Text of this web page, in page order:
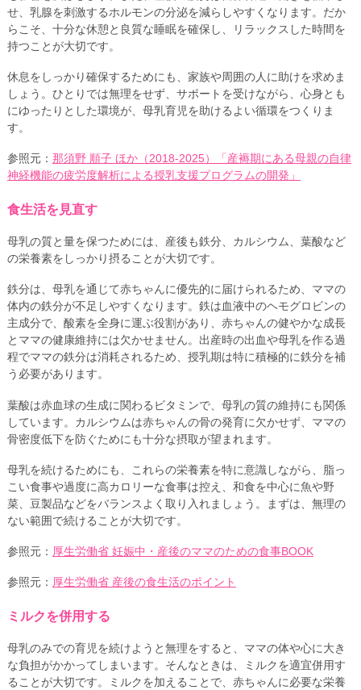
せ、乳腺を刺激するホルモンの分泌を減らしやすくなります。だか
らこそ、十分な休憩と良質な睡眠を確保し、リラックスした時間を
持つことが大切です。
休息をしっかり確保するためにも、家族や周囲の人に助けを求めま
しょう。ひとりでは無理をせず、サポートを受けながら、心身とも
にゆったりとした環境が、母乳育児を助けるよい循環をつくりま
す。
参照元： 那須野 順子 ほか（2018‐2025）「産褥期にある母親の自律
神経機能の疲労度解析による授乳支援プログラムの開発」
食生活を見直す
母乳の質と量を保つためには、産後も鉄分、カルシウム、葉酸など
の栄養素をしっかり摂ることが大切です。
鉄分は、母乳を通じて赤ちゃんに優先的に届けられるため、ママの
体内の鉄分が不足しやすくなります。鉄は血液中のヘモグロビンの
主成分で、酸素を全身に運ぶ役割があり、赤ちゃんの健やかな成長
とママの健康維持には欠かせません。出産時の出血や母乳を作る過
程でママの鉄分は消耗されるため、授乳期は特に積極的に鉄分を補
う必要があります。
葉酸は赤血球の生成に関わるビタミンで、母乳の質の維持にも関係
しています。カルシウムは赤ちゃんの骨の発育に欠かせず、ママの
骨密度低下を防ぐためにも十分な摂取が望まれます。
母乳を続けるためにも、これらの栄養素を特に意識しながら、脂っ
こい食事や過度に高カロリーな食事は控え、和食を中心に魚や野
菜、豆製品などをバランスよく取り入れましょう。まずは、無理の
ない範囲で続けることが大切です。
参照元： 厚生労働省 妊娠中・産後のママのための食事BOOK
参照元： 厚生労働省 産後の食生活のポイント
ミルクを併用する
母乳のみでの育児を続けようと無理をすると、ママの体や心に大き
な負担がかかってしまいます。そんなときは、ミルクを適宜併用す
ることが大切です。ミルクを加えることで、赤ちゃんに必要な栄養